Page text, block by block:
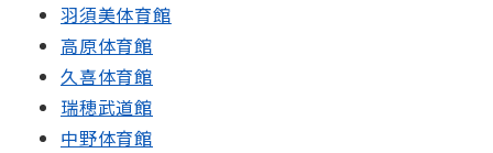
羽須美体育館
高原体育館
久喜体育館
瑞穂武道館
中野体育館